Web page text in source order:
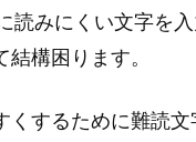
読みにくい文字を
構困ります。
するために難読